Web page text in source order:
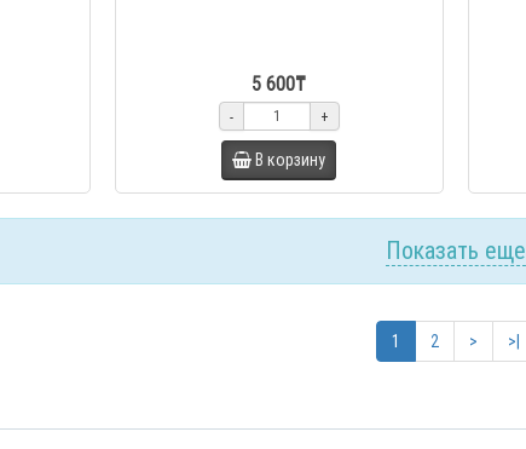
5 600₸
- +
В корзину
Показать еще
1 2 >
>|